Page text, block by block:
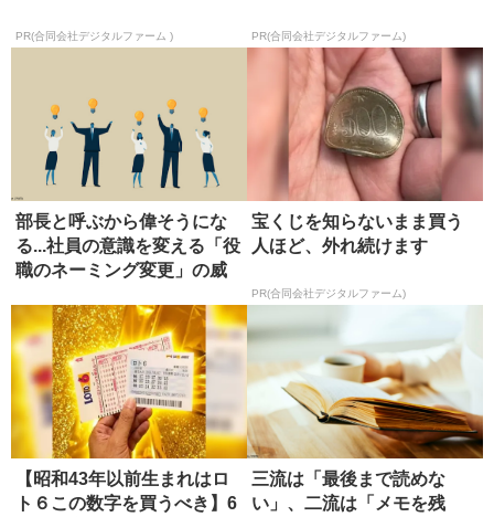
PR(合同会社デジタルファーム ) PR(合同会社デジタルファーム)
部長と呼ぶから偉そうにな
る...社員の意識を変える「役
職のネーミング変更」の威
宝くじを知らないまま買う
人ほど、外れ続けます
PR(合同会社デジタルファーム)
【昭和43年以前生まれはロ
ト６この数字を買うべき】6
三流は「最後まで読めな
い」、二流は「メモを残